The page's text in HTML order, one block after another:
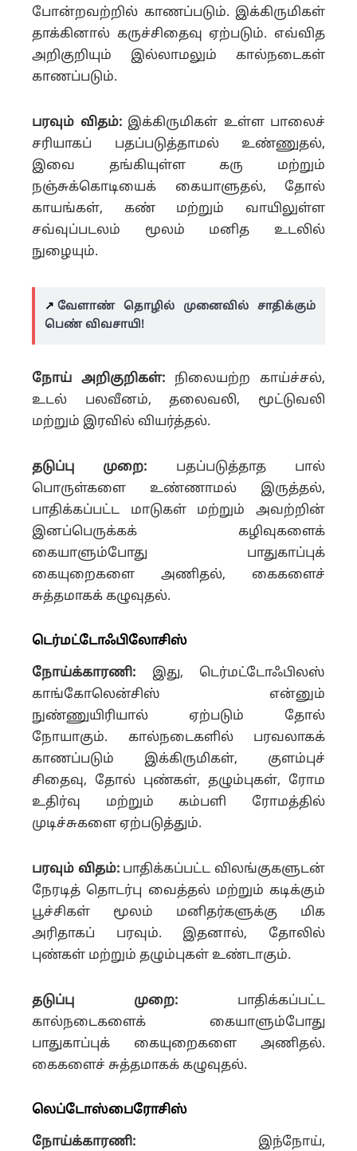
போன்றவற்றில் காணப்படும். இக்கிருமிகள்
தாக்கினால் கருச்சிதைவு ஏற்படும். எவ்வித
அறிகுறியும் இல்லாமலும் கால்நடைகள்
காணப்படும்.
பரவும் விதம்:இக்கிருமிகள் உள்ள பாலைச்
சரியாகப் பதப்படுத்தாமல் உண்ணுதல்,
இவை தங்கியுள்ள கரு மற்றும்
நஞ்சுக்கொடியைக் கையாளுதல், தோல்
காயங்கள், கண் மற்றும் வாயிலுள்ள
சவ்வுப்படலம் மூலம் மனித உடலில்
நுழையும்.
↗️ வேளாண் தொழில் முனைவில் சாதிக்கும்
பெண் விவசாயி!
நோய் அறிகுறிகள்: நிலையற்ற காய்ச்சல்,
உடல் பலவீனம், தலைவலி, மூட்டுவலி
மற்றும் இரவில் வியர்த்தல்.
தடுப்பு முறை: பதப்படுத்தாத பால்
பொருள்களை உண்ணாமல் இருத்தல்,
பாதிக்கப்பட்ட மாடுகள் மற்றும் அவற்றின்
இனப்பெருக்கக் கழிவுகளைக்
கையாளும்போது பாதுகாப்புக்
கையுறைகளை அணிதல், கைகளைச்
சுத்தமாகக் கழுவுதல்.
டெர்மட்டோஃபிலோசிஸ்
நோய்க்காரணி: இது, டெர்மட்டோஃபிலஸ்
காங்கோலென்சிஸ் என்னும்
நுண்ணுயிரியால் ஏற்படும் தோல்
நோயாகும். கால்நடைகளில் பரவலாகக்
காணப்படும் இக்கிருமிகள், குளம்புச்
சிதைவு, தோல் புண்கள், தழும்புகள், ரோம
உதிர்வு மற்றும் கம்பளி ரோமத்தில்
முடிச்சுகளை ஏற்படுத்தும்.
பரவும் விதம்: பாதிக்கப்பட்ட விலங்குகளுடன்
நேரடித் தொடர்பு வைத்தல் மற்றும் கடிக்கும்
பூச்சிகள் மூலம் மனிதர்களுக்கு மிக
அரிதாகப் பரவும். இதனால், தோலில்
புண்கள் மற்றும் தழும்புகள் உண்டாகும்.
தடுப்பு முறை: பாதிக்கப்பட்ட
கால்நடைகளைக் கையாளும்போது
பாதுகாப்புக் கையுறைகளை அணிதல்.
கைகளைச் சுத்தமாகக் கழுவுதல்.
லெப்டோஸ்பைரோசிஸ்
நோய்க்காரணி: இந்நோய்,